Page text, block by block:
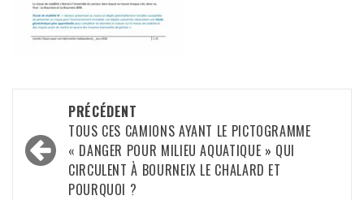
Navigation
d’article
PRÉCÉDENT
TOUS CES CAMIONS AYANT LE PICTOGRAMME
« DANGER POUR MILIEU AQUATIQUE » QUI
CIRCULENT À BOURNEIX LE CHALARD ET
POURQUOI ?